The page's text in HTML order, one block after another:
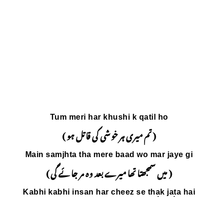
Tum meri har
Main samjhta tha
بعد وہ مر جائے گی )
Kabhi kabhi insan har